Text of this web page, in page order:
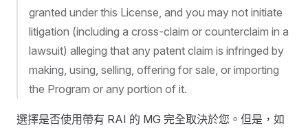
granted under this License, and you may not initiate
litigation (including a cross-claim or counterclaim in a
lawsuit) alleging that any patent claim is infringed by
making, using, selling, offering for sale, or importing
the Program or any portion of it.
選擇是否使用帶有 RAI 的 MG 完全取決於您。但是，如